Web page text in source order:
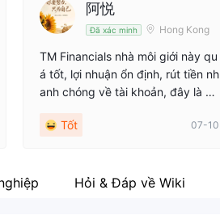
阿悦
Đã xác minh Hong Kong
TM Financials nhà môi giới này qu
á tốt, lợi nhuận ổn định, rút tiền nh
anh chóng về tài khoản, đây là nh
Tốt
07-10
Hỏi & Đáp về Wiki